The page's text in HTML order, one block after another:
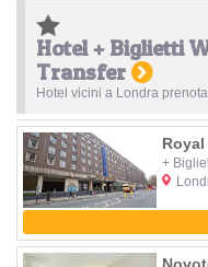
Hotel + Biglietti
Transfer
Hotel vicini a Londra
+